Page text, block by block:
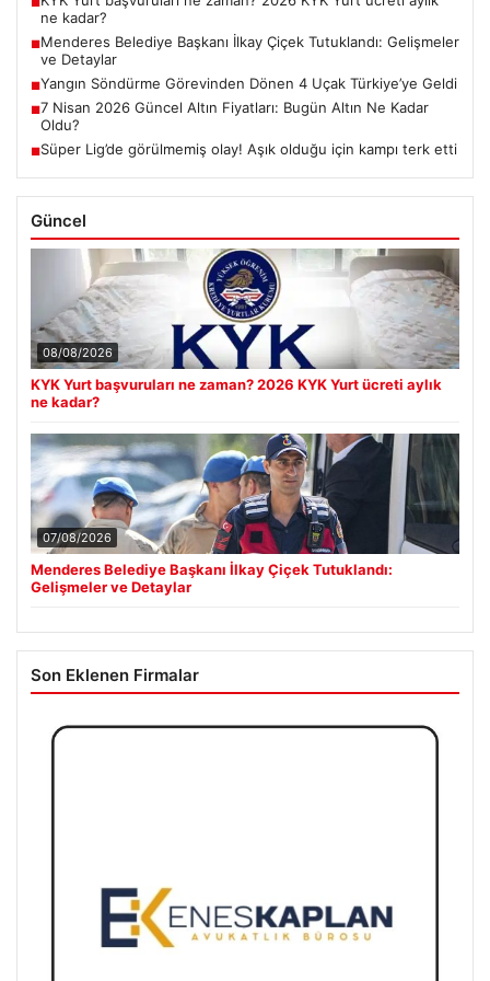
ne kadar?
■Menderes Belediye Başkanı İlkay Çiçek Tutuklandı: Gelişmeler
ve Detaylar
■Yangın Söndürme Görevinden Dönen 4 Uçak Türkiye’ye Geldi
■7 Nisan 2026 Güncel Altın Fiyatları: Bugün Altın Ne Kadar
Oldu?
■Süper Lig’de görülmemiş olay! Aşık olduğu için kampı terk etti
Güncel
08/08/2026
KYK Yurt başvuruları ne zaman? 2026 KYK Yurt ücreti aylık
ne kadar?
07/08/2026
Menderes Belediye Başkanı İlkay Çiçek Tutuklandı:
Gelişmeler ve Detaylar
Son Eklenen Firmalar